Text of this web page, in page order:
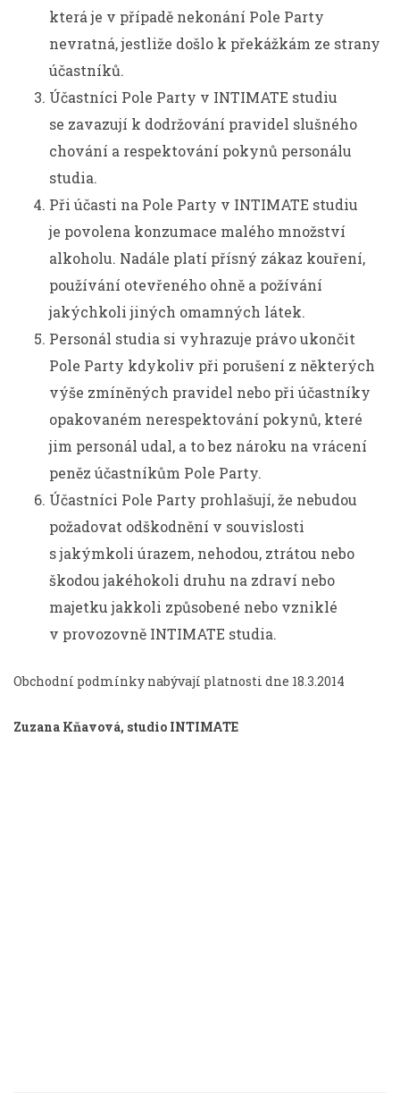
která je v případě nekonání Pole Party
nevratná, jestliže došlo k překážkám ze strany
účastníků.
Účastníci Pole Party v INTIMATE studiu
se zavazují k dodržování pravidel slušného
chování a respektování pokynů personálu
studia.
Při účasti na Pole Party v INTIMATE studiu
je povolena konzumace malého množství
alkoholu. Nadále platí přísný zákaz kouření,
používání otevřeného ohně a požívání
jakýchkoli jiných omamných látek.
Personál studia si vyhrazuje právo ukončit
Pole Party kdykoliv při porušení z některých
výše zmíněných pravidel nebo při účastníky
opakovaném nerespektování pokynů, které
jim personál udal, a to bez nároku na vrácení
peněz účastníkům Pole Party.
Účastníci Pole Party prohlašují, že nebudou
požadovat odškodnění v souvislosti
s jakýmkoli úrazem, nehodou, ztrátou nebo
škodou jakéhokoli druhu na zdraví nebo
majetku jakkoli způsobené nebo vzniklé
v provozovně INTIMATE studia.
Obchodní podmínky nabývají platnosti dne 18.3.2014
Zuzana Kňavová, studio INTIMATE